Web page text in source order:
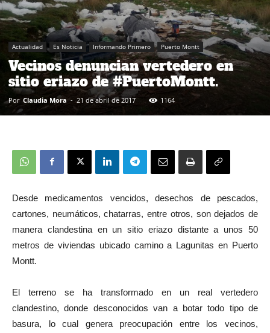
Actualidad Es Noticia Informando Primero Puerto Montt
Vecinos denuncian vertedero en
sitio eriazo de #PuertoMontt.
Por Claudia Mora - 21 de abril de 2017 1164
Desde medicamentos vencidos, desechos de pescados,
cartones, neumáticos, chatarras, entre otros, son dejados de
manera clandestina en un sitio eriazo distante a unos 50
metros de viviendas ubicado camino a Lagunitas en Puerto
Montt.
El terreno se ha transformado en un real vertedero
clandestino, donde desconocidos van a botar todo tipo de
basura, lo cual genera preocupación entre los vecinos,